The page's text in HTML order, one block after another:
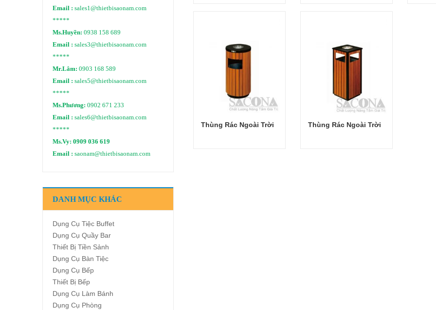
Thùng Rác Ngoài Trời Thùng Rác Ngoài Trời
Email : sales1@thietbisaonam.com
*****
Ms.Huyền: 0938 158 689
Email : sales3@thietbisaonam.com
*****
Mr.Lâm: 0903 168 589
Email : sales5@thietbisaonam.com
*****
Ms.Phương: 0902 671 233
Email : sales6@thietbisaonam.com
*****
Ms.Vy: 0909 036 619
Email : saonam@thietbisaonam.com
DANH MỤC KHÁC
Dụng Cụ Tiệc Buffet
Dụng Cụ Quầy Bar
Thiết Bị Tiền Sảnh
Dụng Cụ Bàn Tiệc
Dụng Cụ Bếp
Thiết Bị Bếp
Dụng Cụ Làm Bánh
Dụng Cụ Phòng